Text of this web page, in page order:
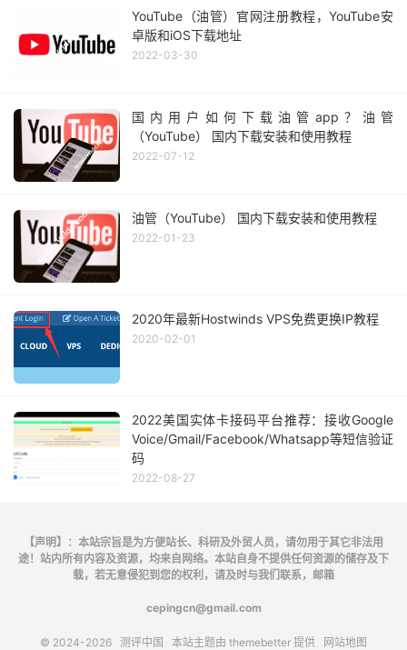
YouTube（油管）官网注册教程，YouTube安
卓版和iOS下载地址
2022-03-30
国内用户如何下载油管app？油管
（YouTube） 国内下载安装和使用教程
2022-07-12
油管（YouTube） 国内下载安装和使用教程
2022-01-23
2020年最新Hostwinds VPS免费更换IP教程
2020-02-01
2022美国实体卡接码平台推荐：接收Google
Voice/Gmail/Facebook/Whatsapp等短信验证
码
2022-08-27
【声明】：本站宗旨是为方便站长、科研及外贸人员，请勿用于其它非法用
途！站内所有内容及资源，均来自网络。本站自身不提供任何资源的储存及下
载，若无意侵犯到您的权利，请及时与我们联系，邮箱
cepingcn@gmail.com
© 2024-2026 测评中国 本站主题由 themebetter 提供 网站地图